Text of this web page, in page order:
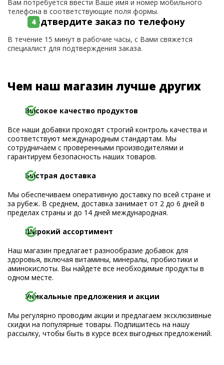
Вам потребуется ввести Ваше имя и номер мобильного
телефона в соответствующие поля формы.
Подтвердите заказ по телефону
В течение 15 минут в рабочие часы, с Вами свяжется
специалист для подтверждения заказа.
Чем наш магазин лучше других
Высокое качество продуктов
Все наши добавки проходят строгий контроль качества и
соответствуют международным стандартам. Мы
сотрудничаем с проверенными производителями и
гарантируем безопасность наших товаров.
Быстрая доставка
Мы обеспечиваем оперативную доставку по всей стране и
за рубеж. В среднем, доставка занимает от 2 до 6 дней в
пределах страны и до 14 дней международная.
Широкий ассортимент
Наш магазин предлагает разнообразие добавок для
здоровья, включая витамины, минералы, пробиотики и
аминокислоты. Вы найдете все необходимые продукты в
одном месте.
Уникальные предложения и акции
Мы регулярно проводим акции и предлагаем эксклюзивные
скидки на популярные товары. Подпишитесь на нашу
рассылку, чтобы быть в курсе всех выгодных предложений.